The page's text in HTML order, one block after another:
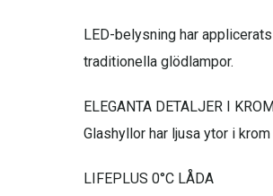
LED-belysning har
traditionella glödlampor.
ELEGANTA DETALJER I KROM
Glashyllor har ljusa ytor i
LIFEPLUS 0°C LÅDA